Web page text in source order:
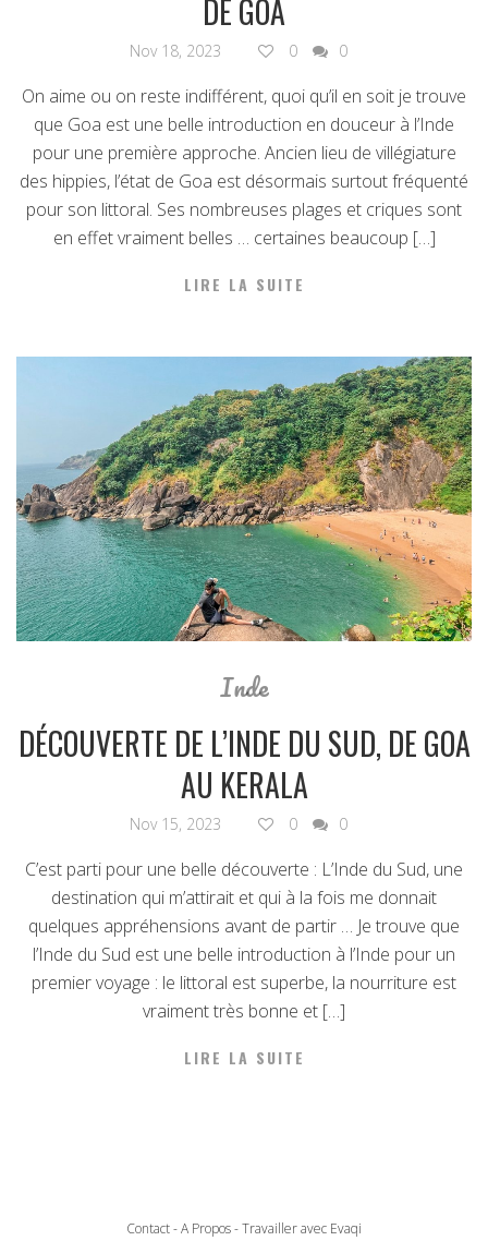
DE GOA
Nov 18, 2023 0 0
On aime ou on reste indifférent, quoi qu’il en soit je trouve
que Goa est une belle introduction en douceur à l’Inde
pour une première approche. Ancien lieu de villégiature
des hippies, l’état de Goa est désormais surtout fréquenté
pour son littoral. Ses nombreuses plages et criques sont
en effet vraiment belles … certaines beaucoup […]
LIRE LA SUITE
Inde
DÉCOUVERTE DE L’INDE DU SUD, DE GOA
AU KERALA
Nov 15, 2023 0 0
C’est parti pour une belle découverte : L’Inde du Sud, une
destination qui m’attirait et qui à la fois me donnait
quelques appréhensions avant de partir … Je trouve que
l’Inde du Sud est une belle introduction à l’Inde pour un
premier voyage : le littoral est superbe, la nourriture est
vraiment très bonne et […]
LIRE LA SUITE
Contact-A Propos-Travailler avec Evaqi